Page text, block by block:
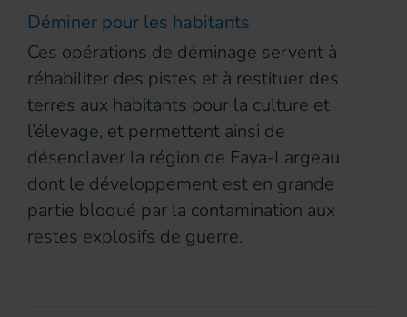
Déminer pour les habitants
Ces opérations de déminage servent à
réhabiliter des pistes et à restituer des
terres aux habitants pour la culture et
l’élevage, et permettent ainsi de
désenclaver la région de Faya-Largeau
dont le développement est en grande
partie bloqué par la contamination aux
restes explosifs de guerre.